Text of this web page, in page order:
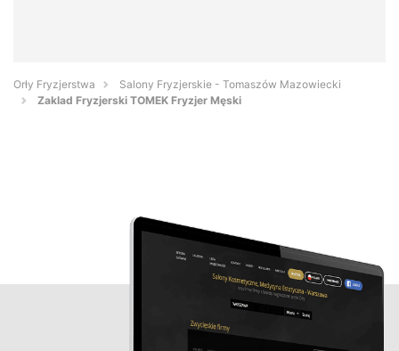
Orły Fryzjerstwa
Salony Fryzjerskie - Tomaszów Mazowiecki
Zaklad Fryzjerski TOMEK Fryzjer Męski